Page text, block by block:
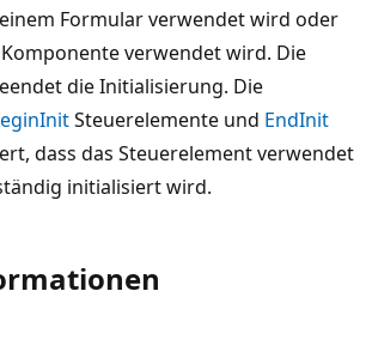
Formular verwendet wird oder
verwendet wird. Die
die Initialisierung. Die
Steuerelemente und EndInit
dass das Steuerelement verwendet
initialisiert wird.